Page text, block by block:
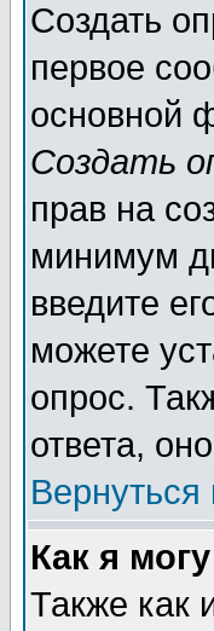
Создать
первое
основной
Создать
прав на
минимум
введите
можете
опрос.
ответа,
Вернуться
Как я
Также как